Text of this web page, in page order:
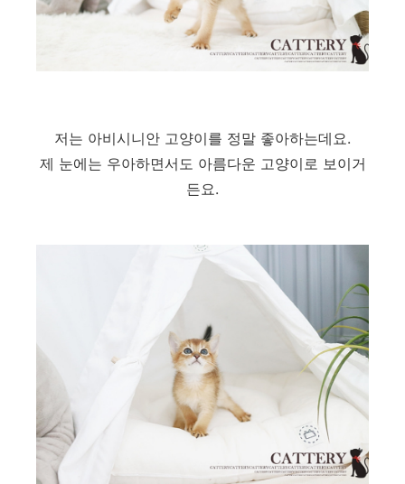
저는 아비시니안 고양이를 정말 좋아하는데요.
제 눈에는 우아하면서도 아름다운 고양이로 보이거
든요.